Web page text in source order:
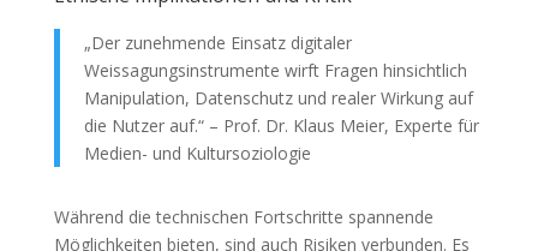
„Der zunehmende Einsatz digitaler
Weissagungsinstrumente wirft Fragen hinsichtlich
Manipulation, Datenschutz und realer Wirkung auf
die Nutzer auf.“ – Prof. Dr. Klaus Meier, Experte für
Medien- und Kultursoziologie
Während die technischen Fortschritte spannende
Möglichkeiten bieten, sind auch Risiken verbunden. Es